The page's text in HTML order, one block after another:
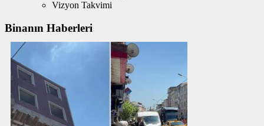
Vizyon Takvimi
Binanın Haberleri